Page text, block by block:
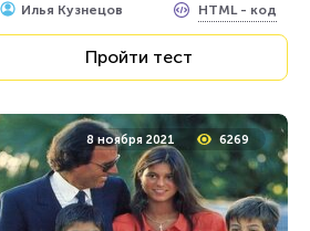
Илья Кузнецов HTML - код
Пройти тест
8 ноября 2021 6269